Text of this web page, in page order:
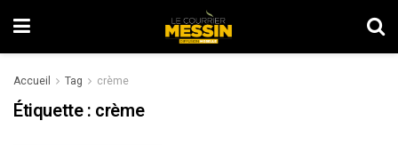
Accueil Tag crème
Étiquette : crème